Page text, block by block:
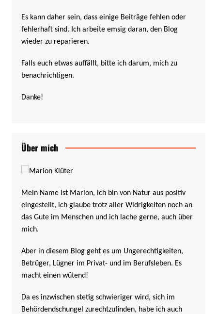
Es kann daher sein, dass einige Beiträge fehlen oder
fehlerhaft sind. Ich arbeite emsig daran, den Blog
wieder zu reparieren.
Falls euch etwas auffällt, bitte ich darum, mich zu
benachrichtigen.
Danke!
Über mich
Mein Name ist Marion, ich bin von Natur aus positiv
eingestellt, ich glaube trotz aller Widrigkeiten noch an
das Gute im Menschen und ich lache gerne, auch über
mich.
Aber in diesem Blog geht es um Ungerechtigkeiten,
Betrüger, Lügner im Privat- und im Berufsleben. Es
macht einen wütend!
Da es inzwischen stetig schwieriger wird, sich im
Behördendschungel zurechtzufinden, habe ich auch